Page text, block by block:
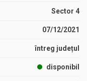
Sector 4
07/12/2021
întreg județul
disponibil